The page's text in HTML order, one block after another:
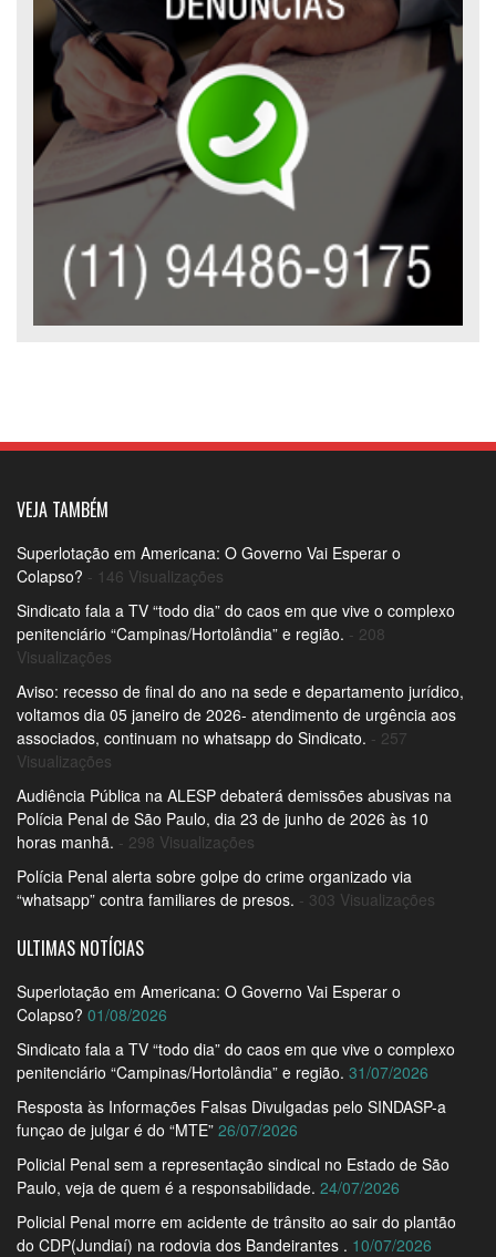
VEJA TAMBÉM
Superlotação em Americana: O Governo Vai Esperar o
Colapso? - 146 Visualizações
Sindicato fala a TV “todo dia” do caos em que vive o complexo
penitenciário “Campinas/Hortolândia” e região. - 208
Visualizações
Aviso: recesso de final do ano na sede e departamento jurídico,
voltamos dia 05 janeiro de 2026- atendimento de urgência aos
associados, continuam no whatsapp do Sindicato. - 257
Visualizações
Audiência Pública na ALESP debaterá demissões abusivas na
Polícia Penal de São Paulo, dia 23 de junho de 2026 às 10
horas manhã. - 298 Visualizações
Polícia Penal alerta sobre golpe do crime organizado via
“whatsapp” contra familiares de presos. - 303 Visualizações
ULTIMAS NOTÍCIAS
Superlotação em Americana: O Governo Vai Esperar o
Colapso? 01/08/2026
Sindicato fala a TV “todo dia” do caos em que vive o complexo
penitenciário “Campinas/Hortolândia” e região. 31/07/2026
Resposta às Informações Falsas Divulgadas pelo SINDASP-a
funçao de julgar é do “MTE” 26/07/2026
Policial Penal sem a representação sindical no Estado de São
Paulo, veja de quem é a responsabilidade. 24/07/2026
Policial Penal morre em acidente de trânsito ao sair do plantão
do CDP(Jundiaí) na rodovia dos Bandeirantes . 10/07/2026